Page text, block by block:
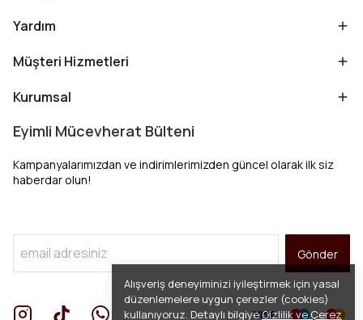
Alışveriş deneyiminizi iyileştirmek için yasal
düzenlemelere uygun çerezler (cookies)
kullanıyoruz. Detaylı bilgiyeGizlilik ve Çerez
Yardım
Müşteri Hizmetleri
Kurumsal
Eyimli Mücevherat Bülteni
Kampanyalarımızdan ve indirimlerimizden güncel olarak ilk siz
haberdar olun!
Gönder